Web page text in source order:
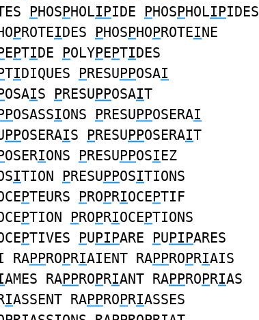
PHOSPHOLIPIDE PHOSPHOLIPIDES
PROTEIDES PHOSPHOPROTEINE
EPTIDE POLYPEPTIDES
TIDIQUES PRESUPPOSAI
OSAIS PRESUPPOSAIT
OSASSIONS PRESUPPOSERAI
PPOSERAIS PRESUPPOSERAIT
OSERIONS PRESUPPOSIEZ
ITION PRESUPPOSITIONS
PTEURS PROPRIOCEPTIF
PTION PROPRIOCEPTIONS
PTIVES PUPIPARE PUPIPARES
RAPPROPRIAIENT RAPPROPRIAIS
AMES RAPPROPRIANT RAPPROPRIAS
IASSENT RAPPROPRIASSES